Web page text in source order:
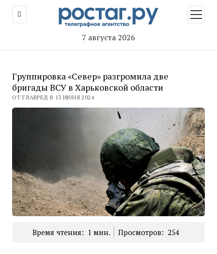
7 августа 2026
меню
Группировка «Север» разгромила две
бригады ВСУ в Харьковской области
ОТ ГЛАВРЕД В 13 ИЮНЯ 2024
Время чтения: 1 мин. Просмотров: 254